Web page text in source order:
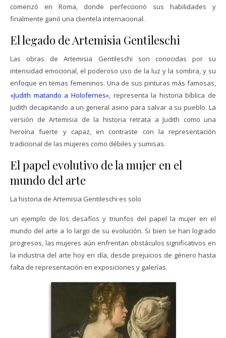
comenzó en Roma, donde perfeccionó sus habilidades y
finalmente ganó una clientela internacional.
El legado de Artemisia Gentileschi
Las obras de Artemisia Gentileschi son conocidas por su
intensidad emocional, el poderoso uso de la luz y la sombra, y su
enfoque en temas femeninos. Una de sus pinturas más famosas,
«Judith matando a Holofernes», representa la historia bíblica de
Judith decapitando a un general asirio para salvar a su pueblo. La
versión de Artemisia de la historia retrata a Judith como una
heroína fuerte y capaz, en contraste con la representación
tradicional de las mujeres como débiles y sumisas.
El papel evolutivo de la mujer en el
mundo del arte
La historia de Artemisia Gentileschi es solo
un ejemplo de los desafíos y triunfos del papel la mujer en el
mundo del arte a lo largo de su evolución. Si bien se han logrado
progresos, las mujeres aún enfrentan obstáculos significativos en
la industria del arte hoy en día, desde prejuicios de género hasta
falta de representación en exposiciones y galerías.